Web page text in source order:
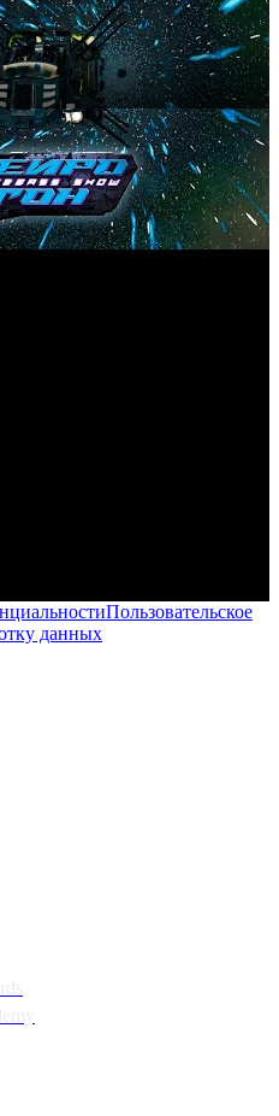
Пользовательское
данных